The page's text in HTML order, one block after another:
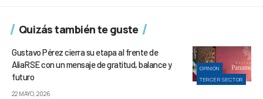
Quizás también te guste
OPINIÓN
TERCER SECTOR
Gustavo Pérez cierra su etapa al frente de
AliaRSE con un mensaje de gratitud, balance y
futuro
22 MAYO, 2026